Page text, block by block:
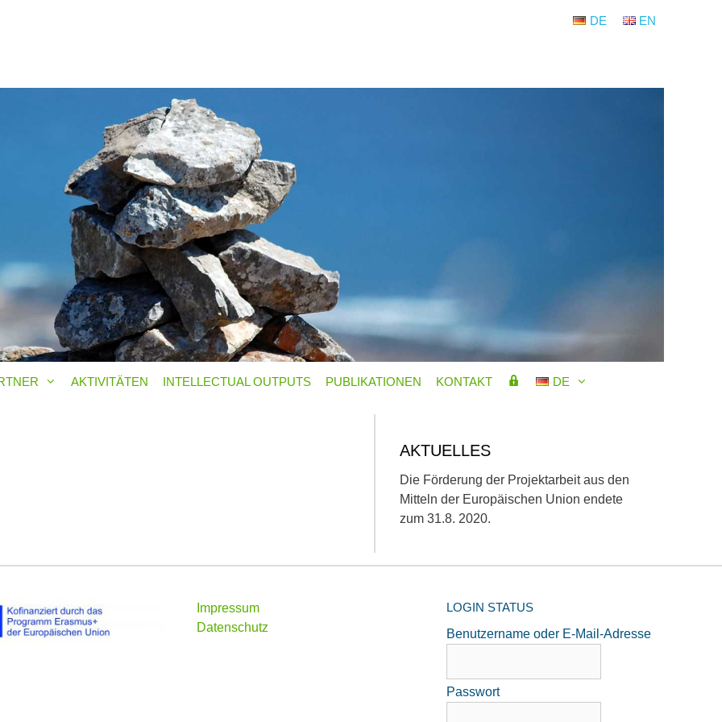
DE EN
AKTIVITÄTEN INTELLECTUAL OUTPUTS PUBLIKATIONEN KONTAKT MITGLIEDERBEREICH
DE
AKTUELLES
Die Förderung der Projektarbeit aus den
Mitteln der Europäischen Union endete
zum 31.8. 2020.
Impressum
Datenschutz
LOGIN STATUS
Benutzername oder E-Mail-Adresse
Passwort